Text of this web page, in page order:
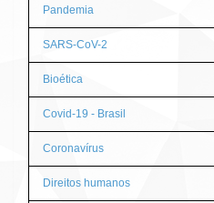
Pandemia
SARS-CoV-2
Bioética
Covid-19 - Brasil
Coronavírus
Direitos humanos